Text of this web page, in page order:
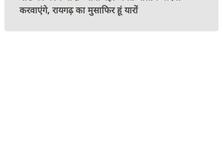
करवाएंगे, रायगढ़ का मुसाफिर हूं यारों